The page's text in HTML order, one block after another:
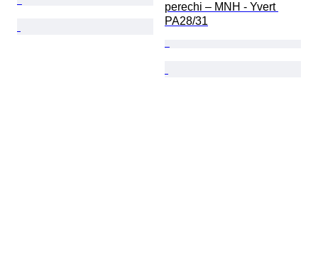
perechi – MNH - Yvert
PA28/31